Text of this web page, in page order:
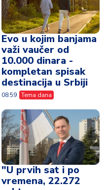
08:59 Tema dana
"U prvih sat i po
vremena, 22.272
zahteva za
turističke vaučere
za penzionere"
10:33 Tema dana
vesti